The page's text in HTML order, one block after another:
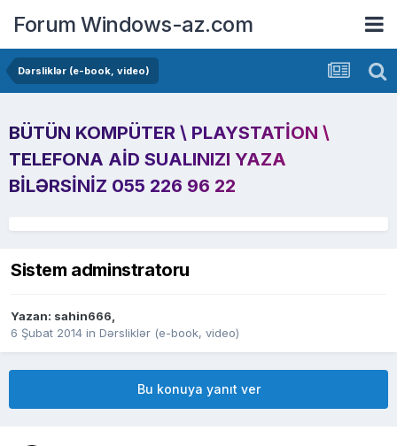
Forum Windows-az.com
Dərsliklər (e-book, video)
BÜTÜN KOMPÜTER \ PLAYSTATION \
TELEFONA AID SUALINIZI YAZA
BILƏRSINIZ 055 226 96 22
Sistem adminstratoru
Yazan: sahin666,
6 Şubat 2014 in Dərsliklər (e-book, video)
Bu konuya yanıt ver